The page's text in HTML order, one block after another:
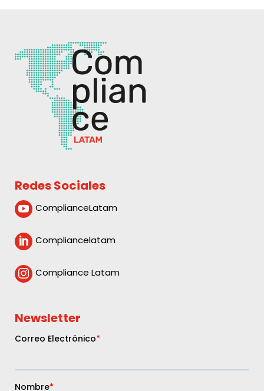
Redes Sociales
 ComplianceLatam
 Compliancelatam
 Compliance Latam
Newsletter